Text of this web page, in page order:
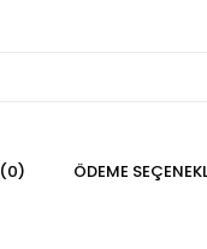
(0) ÖDEME